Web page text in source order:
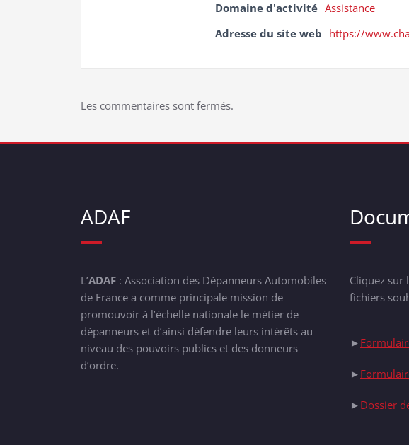
Domaine d'activité Assistance
Adresse du site web https://
Les commentaires sont fermés.
ADAF
L’ADAF : Association des Dépanneurs Automobiles
de France a comme principale mission de
promouvoir à l’échelle nationale le métier de
dépanneurs et d’ainsi défendre leurs intérêts au
niveau des pouvoirs publics et des donneurs
d’ordre.
Cliquez sur
fichiers
►
►
► Dossier